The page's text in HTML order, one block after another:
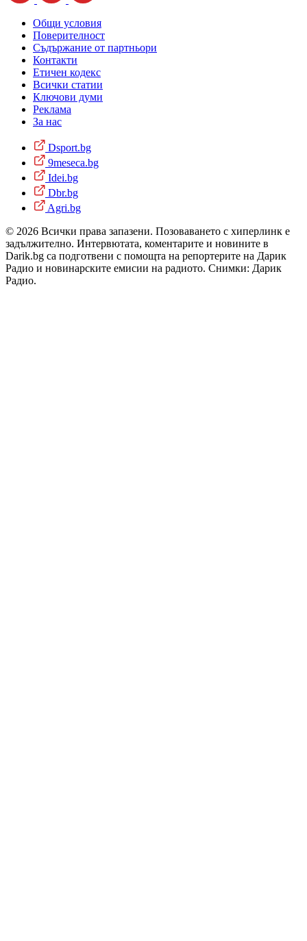
Общи условия
Поверителност
Съдържание от партньори
Контакти
Етичен кодекс
Всички статии
Ключови думи
Реклама
За нас
Dsport.bg
9meseca.bg
Idei.bg
Dbr.bg
Agri.bg
© 2026 Всички права запазени. Позоваването с хиперлинк е
задължително. Интервютата, коментарите и новините в
Darik.bg са подготвени с помощта на репортерите на Дарик
Радио и новинарските емисии на радиото. Снимки: Дарик
Радио.